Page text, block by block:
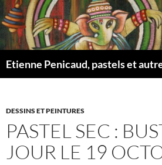
Aller
au
contenu
DESSINS ET PEINTURES
PASTEL SEC :
JOUR LE 19